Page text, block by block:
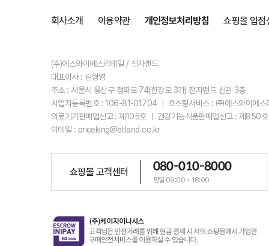
회사소개 이용약관 개인정보처리방침 쇼핑몰 입점
(주)에스와이에스리테일 / 전자랜드
대표이사 : 김형영
주소 : 서울시 용산구 청파로 74(한강로 3가) 전자랜드 신관 3층
사업자등록번호 : 106-81-01704 ㅣ 호스팅서비스 : ㈜에스와이에
의료기기판매업신고 : 제105호 ㅣ 건강기능식품판매업신고 : 제850
이메일 : priceking@etland.co.kr
쇼핑몰 고객센터 080-010-8000
평일 09:00 ~ 18:00